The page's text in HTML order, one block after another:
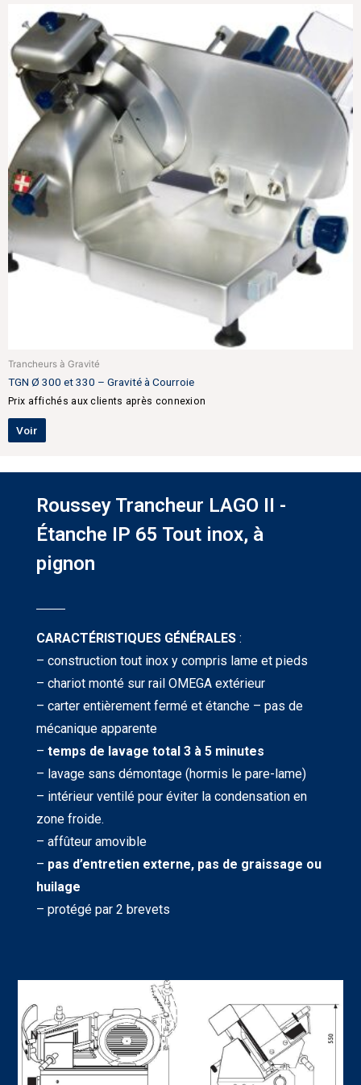
Trancheurs à Gravité
TGN Ø 300 et 330 – Gravité à Courroie
Prix affichés aux clients après connexion
Voir
Roussey Trancheur LAGO II -
Étanche IP 65 Tout inox, à
pignon
CARACTÉRISTIQUES GÉNÉRALES:
– construction tout inox y compris lame et pieds
– chariot monté sur rail OMEGA extérieur
– carter entièrement fermé et étanche – pas de
mécanique apparente
– temps de lavage total 3 à 5 minutes
– lavage sans démontage (hormis le pare-lame)
– intérieur ventilé pour éviter la condensation en
zone froide.
– affûteur amovible
– pas d’entretien externe, pas de graissage ou
huilage
– protégé par 2 brevets